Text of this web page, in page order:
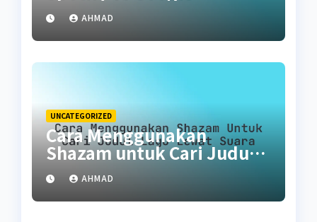
Podcasts vs Noice
AHMAD
UNCATEGORIZED
Cara Menggunakan
Shazam untuk Cari Judul
Lagu Lewat Suara
AHMAD